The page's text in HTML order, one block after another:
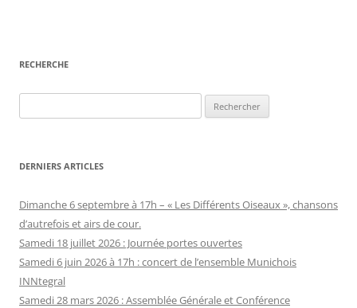
RECHERCHE
DERNIERS ARTICLES
Dimanche 6 septembre à 17h – « Les Différents Oiseaux », chansons
d’autrefois et airs de cour.
Samedi 18 juillet 2026 : Journée portes ouvertes
Samedi 6 juin 2026 à 17h : concert de l’ensemble Munichois
INNtegral
Samedi 28 mars 2026 : Assemblée Générale et Conférence